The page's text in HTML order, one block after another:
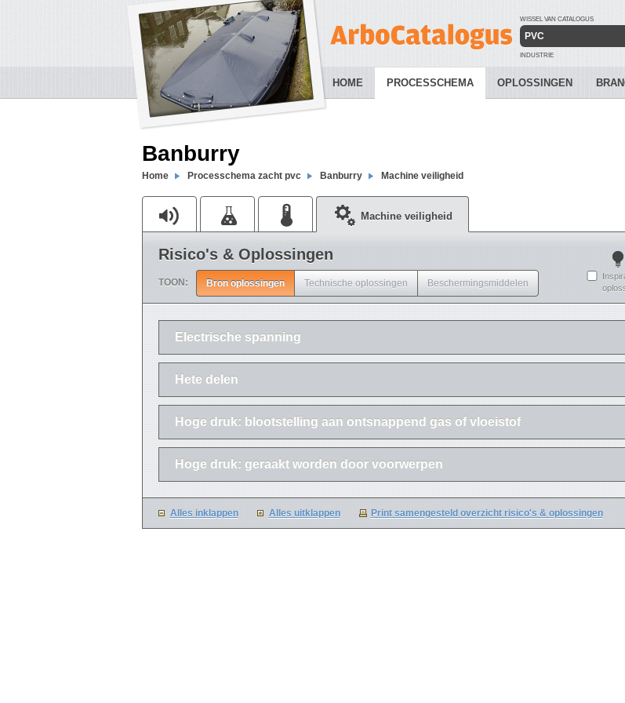
WISSEL VAN CATALOGUS
PVC
INDUSTRIE
HOME PROCESSCHEMA OPLOSSINGEN
Banburry
Home Processchema zacht pvc Banburry Machine veiligheid
Machine veiligheid
Risico's & Oplossingen
TOON: Bron oplossingen Technische oplossingen Beschermingsmiddelen
Electrische spanning
Hete delen
Hoge druk: blootstelling aan ontsnappend gas of vloeistof
Hoge druk: geraakt worden door voorwerpen
Alles inklappen Alles uitklappen Print samengesteld overzicht risico's & oplossingen